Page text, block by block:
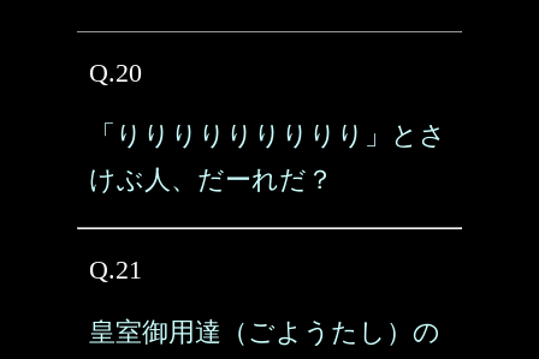
Q.20
「りりりりりりりりり」とさ
けぶ人、だーれだ？
Q.21
皇室御用達（ごようたし）の